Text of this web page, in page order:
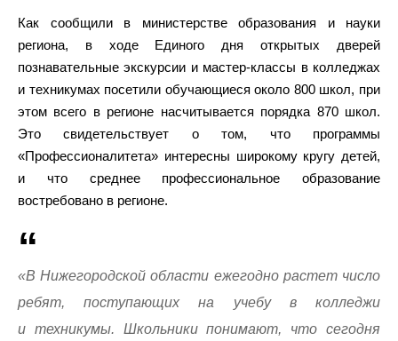
Как сообщили в министерстве образования и науки
региона, в ходе Единого дня открытых дверей
познавательные экскурсии и мастер-классы в колледжах
и техникумах посетили обучающиеся около 800 школ, при
этом всего в регионе насчитывается порядка 870 школ.
Это свидетельствует о том, что программы
«Профессионалитета» интересны широкому кругу детей,
и что среднее профессиональное образование
востребовано в регионе.
«В Нижегородской области ежегодно растет число
ребят, поступающих на учебу в колледжи
и техникумы. Школьники понимают, что сегодня